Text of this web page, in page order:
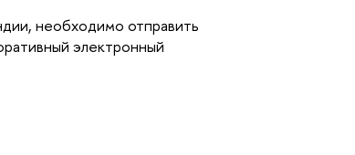
необходимо отправить
электронный